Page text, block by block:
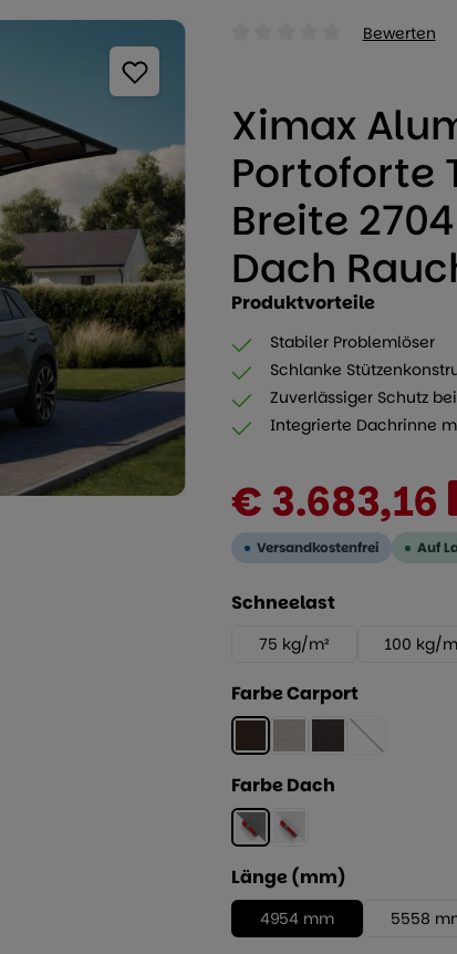
Bewerten
Ximax
Portoforte
Breite
Dach
Produktvorteile
Stabiler Problemlöser
Schlanke
Zuverlässiger Schutz
Integrierte Dachrinne
Verkaufspreis:
€ 3.683,16
Versandkostenfrei
Auf
Schneelastauswählen
75 kg/m² 100 kg/
Farbe Carportauswählen
MattbraunEdelstahllook
SchwarzWinterweiss
(Diese
Farbe Dach
Rauchglasgrau
Klarmatt
Länge (mm)
4954 mm 5558